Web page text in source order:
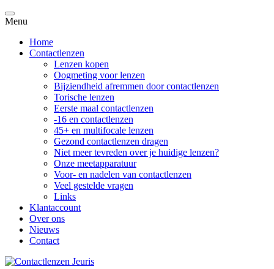
Menu
Home
Contactlenzen
Lenzen kopen
Oogmeting voor lenzen
Bijziendheid afremmen door contactlenzen
Torische lenzen
Eerste maal contactlenzen
-16 en contactlenzen
45+ en multifocale lenzen
Gezond contactlenzen dragen
Niet meer tevreden over je huidige lenzen?
Onze meetapparatuur
Voor- en nadelen van contactlenzen
Veel gestelde vragen
Links
Klantaccount
Over ons
Nieuws
Contact